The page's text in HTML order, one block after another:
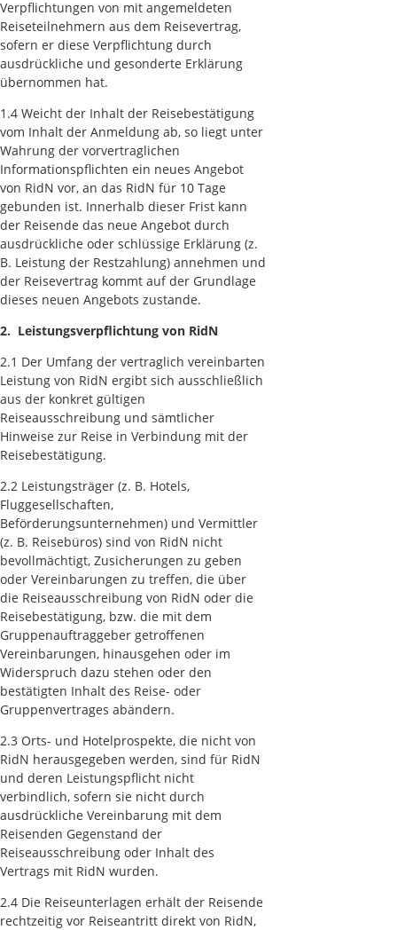
Verpflichtungen von mit angemeldeten
Reiseteilnehmern aus dem Reisevertrag,
sofern er diese Verpflichtung durch
ausdrückliche und gesonderte Erklärung
übernommen hat.
1.4 Weicht der Inhalt der Reisebestätigung
vom Inhalt der Anmeldung ab, so liegt unter
Wahrung der vorvertraglichen
Informationspflichten ein neues Angebot
von RidN vor, an das RidN für 10 Tage
gebunden ist. Innerhalb dieser Frist kann
der Reisende das neue Angebot durch
ausdrückliche oder schlüssige Erklärung (z.
B. Leistung der Restzahlung) annehmen und
der Reisevertrag kommt auf der Grundlage
dieses neuen Angebots zustande.
2. Leistungsverpflichtung von RidN
2.1 Der Umfang der vertraglich vereinbarten
Leistung von RidN ergibt sich ausschließlich
aus der konkret gültigen
Reiseausschreibung und sämtlicher
Hinweise zur Reise in Verbindung mit der
Reisebestätigung.
2.2 Leistungsträger (z. B. Hotels,
Fluggesellschaften,
Beförderungsunternehmen) und Vermittler
(z. B. Reisebüros) sind von RidN nicht
bevollmächtigt, Zusicherungen zu geben
oder Vereinbarungen zu treffen, die über
die Reiseausschreibung von RidN oder die
Reisebestätigung, bzw. die mit dem
Gruppenauftraggeber getroffenen
Vereinbarungen, hinausgehen oder im
Widerspruch dazu stehen oder den
bestätigten Inhalt des Reise- oder
Gruppenvertrages abändern.
2.3 Orts- und Hotelprospekte, die nicht von
RidN herausgegeben werden, sind für RidN
und deren Leistungspflicht nicht
verbindlich, sofern sie nicht durch
ausdrückliche Vereinbarung mit dem
Reisenden Gegenstand der
Reiseausschreibung oder Inhalt des
Vertrags mit RidN wurden.
2.4 Die Reiseunterlagen erhält der Reisende
rechtzeitig vor Reiseantritt direkt von RidN,